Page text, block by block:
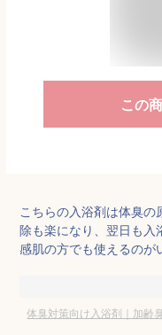
この
こちらの入浴剤は体臭
除も楽になり、翌日も入
感肌の方でも使えるのが
体臭対策向け入浴剤｜加齢